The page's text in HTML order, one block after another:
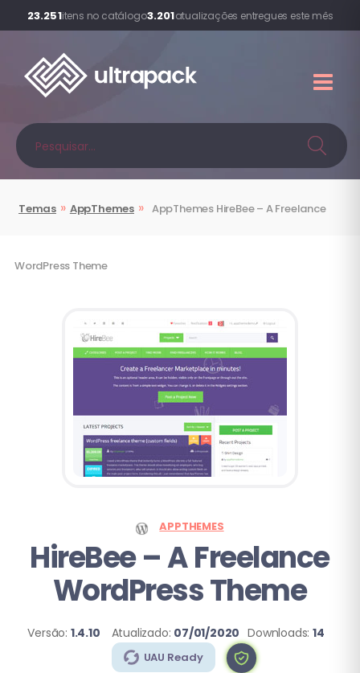
23.251itens no catálogo3.201atualizações entregues este mês
Temas » AppThemes » AppThemes HireBee – A Freelance
WordPress Theme
APPTHEMES
HireBee – A Freelance
WordPress Theme
Versão: 1.4.10 Atualizado: 07/01/2020 Downloads: 14
UAU Ready